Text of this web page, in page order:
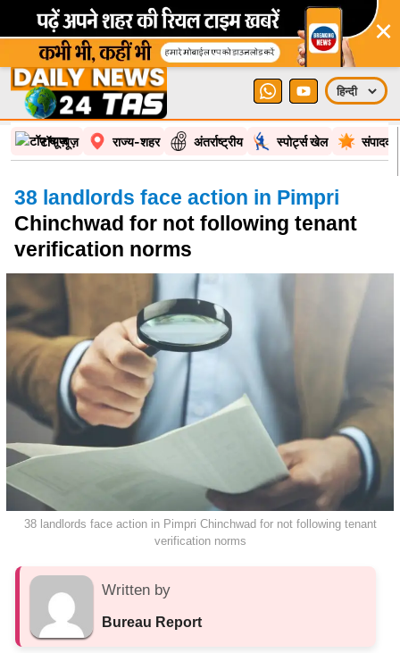
×
टॉप न्यूज़ राज्य-शहर अंतर्राष्ट्रीय स्पोर्ट्स खेल
38 landlords face action in Pimpri
Chinchwad for not following tenant
verification norms
38 landlords face action in Pimpri Chinchwad for not following tenant
verification norms
Written by
Bureau Report